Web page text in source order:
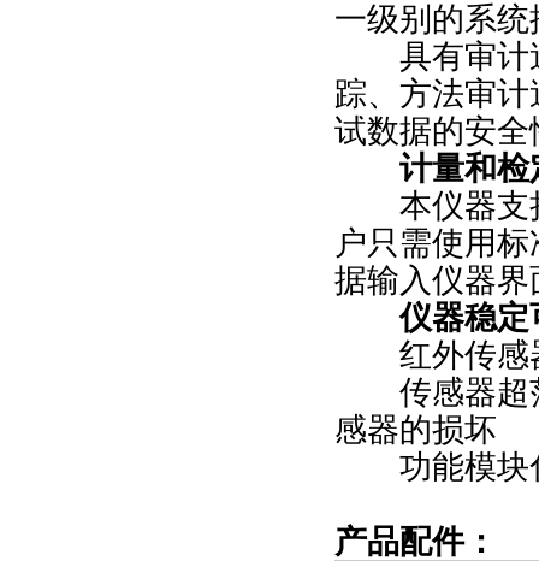
一级别的系
具有审计追
踪、方法审
试数据的安
计量和检
本仪器支持
户只需使用
据输入仪器界
仪器稳定
红外传感器
传感器超范
感器的损坏
功能模块
产品配件：